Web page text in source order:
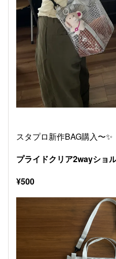
スタプロ新作BAG購入〜✨
プライドクリア2wayショ
¥500